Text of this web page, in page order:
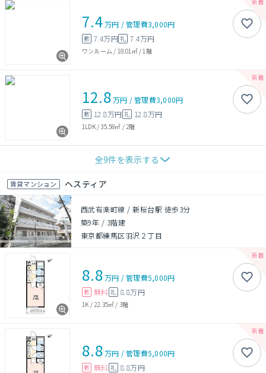
7.4万円 /管理費3,000円
敷 7.4万円礼 7.4万円
ワンルーム / 18.01㎡/ 1階
12.8万円 /管理費3,000円
敷 12.8万円 礼 12.8万円
1LDK/35.58㎡ / 2階
全9件を表示する
賃貸マンション ヘスティア
西武有楽町線 / 新桜台駅 徒歩3分
築9年 / 3階建
東京都練馬区羽沢２丁目
8.8万円 /管理費5,000円
敷 無料 礼 8.8万円
1K / 22.35㎡ / 3階
8.8万円 /管理費5,000円
敷 無料 礼 8.8万円